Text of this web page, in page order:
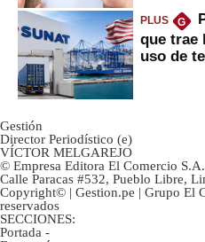
PLUS G
que trae
uso de
Gestión
Director Periodístico (e)
VÍCTOR MELGAREJO
© Empresa Editora El Comercio S.A.
Calle Paracas #532, Pueblo Libre,
Copyright© | Gestion.pe | Grupo El
reservados
SECCIONES:
Portada -